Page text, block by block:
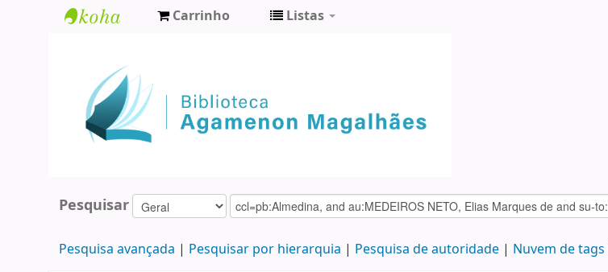
Agamenon
Magalhães
Carrinho Listas
Pesquisar
Pesquisa avançada Pesquisar por hierarquia Pesquisa de autoridade Nuvem de tags